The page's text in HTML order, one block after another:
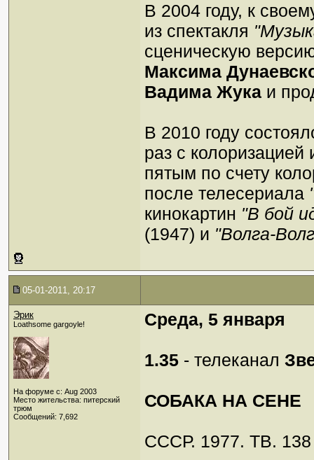
В 2004 году, к
из спектакля
сценическую
Максима
Вадима Жука и
В 2010 году
раз с
пятым по счету
после телесериала
кинокартин "В бой
(1947) и "Волга-
05-01-2011, 20:17
Эрик
Loathsome gargoyle!
На форуме с: Aug 2003
Место жительства: питерский
трюм
Сообщений: 7,692
Среда, 5 января
1.35 - телеканал
СОБАКА НА СЕНЕ
СССР. 1977. ТВ. 138